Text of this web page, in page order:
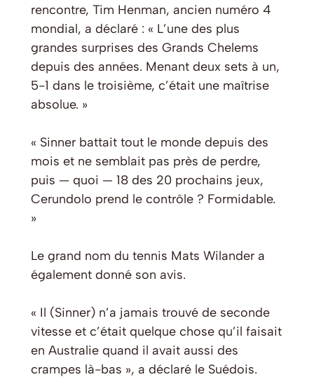
rencontre, Tim Henman, ancien numéro 4
mondial, a déclaré : « L’une des plus
grandes surprises des Grands Chelems
depuis des années. Menant deux sets à un,
5-1 dans le troisième, c’était une maîtrise
absolue. »
« Sinner battait tout le monde depuis des
mois et ne semblait pas près de perdre,
puis — quoi — 18 des 20 prochains jeux,
Cerundolo prend le contrôle ? Formidable.
»
Le grand nom du tennis Mats Wilander a
également donné son avis.
« Il (Sinner) n’a jamais trouvé de seconde
vitesse et c’était quelque chose qu’il faisait
en Australie quand il avait aussi des
crampes là-bas », a déclaré le Suédois.